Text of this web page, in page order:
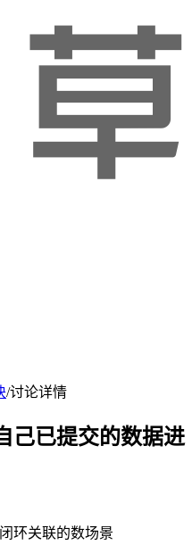
/讨论详情
己已提交的数据进
环关联的数场景